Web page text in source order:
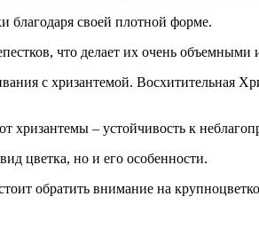
своей плотной форме.
что делает их очень объемными
с хризантемой. Восхитительная
хризантемы – устойчивость к
цветка, но и его особенности.
обратить внимание на